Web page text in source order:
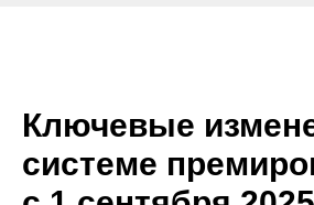
Ключевые
системе